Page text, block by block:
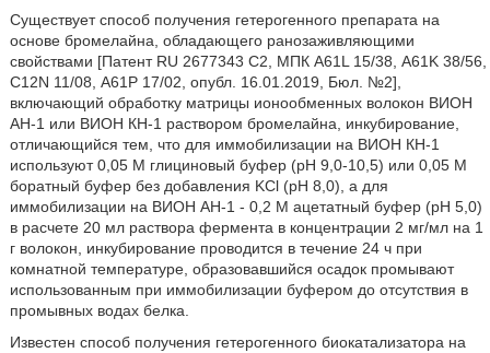
Существует способ получения гетерогенного препарата на
основе бромелайна, обладающего ранозаживляющими
свойствами [Патент RU 2677343 С2, МПК A61L 15/38, А61K 38/56,
C12N 11/08, А61Р 17/02, опубл. 16.01.2019, Бюл. №2],
включающий обработку матрицы ионообменных волокон ВИОН
АН-1 или ВИОН КН-1 раствором бромелайна, инкубирование,
отличающийся тем, что для иммобилизации на ВИОН КН-1
используют 0,05 М глициновый буфер (рН 9,0-10,5) или 0,05 М
боратный буфер без добавления KСl (рН 8,0), а для
иммобилизации на ВИОН АН-1 - 0,2 М ацетатный буфер (рН 5,0)
в расчете 20 мл раствора фермента в концентрации 2 мг/мл на 1
г волокон, инкубирование проводится в течение 24 ч при
комнатной температуре, образовавшийся осадок промывают
использованным при иммобилизации буфером до отсутствия в
промывных водах белка.
Известен способ получения гетерогенного биокатализатора на